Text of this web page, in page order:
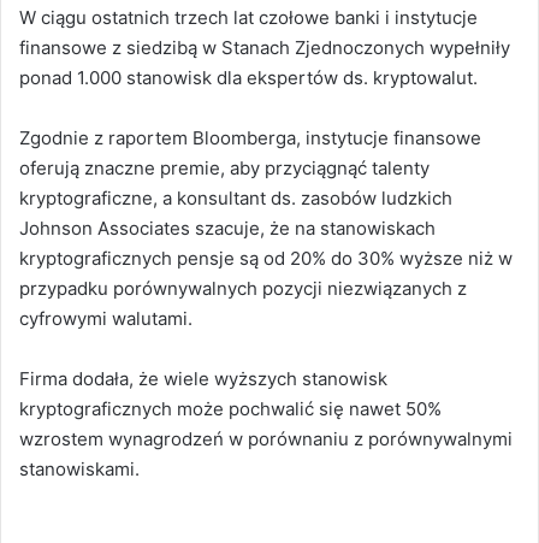
W ciągu ostatnich trzech lat czołowe banki i instytucje
finansowe z siedzibą w Stanach Zjednoczonych wypełniły
ponad 1.000 stanowisk dla ekspertów ds. kryptowalut.
Zgodnie z raportem Bloomberga, instytucje finansowe
oferują znaczne premie, aby przyciągnąć talenty
kryptograficzne, a konsultant ds. zasobów ludzkich
Johnson Associates szacuje, że na stanowiskach
kryptograficznych pensje są od 20% do 30% wyższe niż w
przypadku porównywalnych pozycji niezwiązanych z
cyfrowymi walutami.
Firma dodała, że wiele wyższych stanowisk
kryptograficznych może pochwalić się nawet 50%
wzrostem wynagrodzeń w porównaniu z porównywalnymi
stanowiskami.